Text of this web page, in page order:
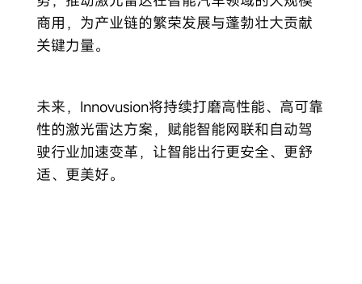
商用，为产业链的繁荣发展与蓬勃壮大贡献
关键力量。
未来，Innovusion将持续打磨高性能、高可靠
性的激光雷达方案，赋能智能网联和自动驾
驶行业加速变革，让智能出行更安全、更舒
适、更美好。